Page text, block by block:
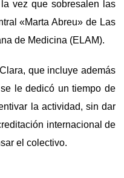
vez que sobresalen las
«Marta Abreu» de Las
de Medicina (ELAM).
que incluye además
le dedicó un tiempo de
la actividad, sin dar
internacional de
el colectivo.